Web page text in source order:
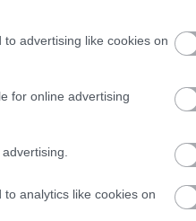
advertising like cookies on
for online advertising
analytics like cookies on
Nagy
től 5
díjjal
média